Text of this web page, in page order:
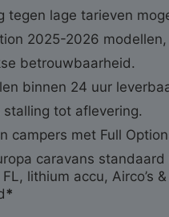
tegen lage tarieven
2025-2026
betrouwbaarheid.
binnen 24 uur
tot aflevering.
campers met Full
caravans
FL, lithium accu, Airco’s
*